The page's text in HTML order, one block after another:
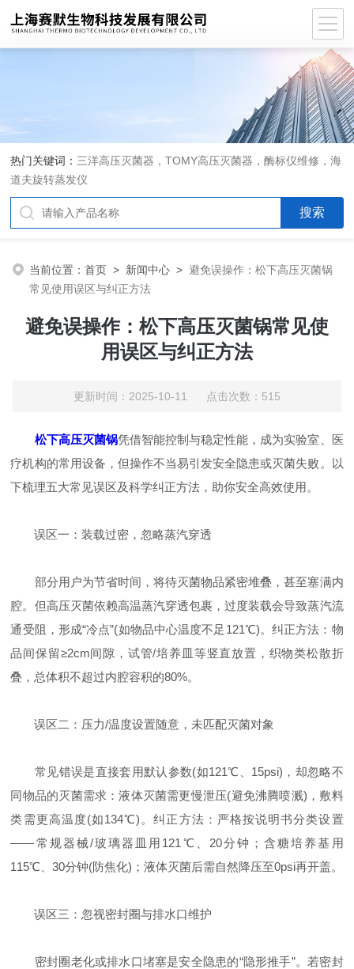
热门关键词： 三洋高压灭菌器，TOMY高压灭菌器，酶标仪维修，海
道夫旋转蒸发仪
当前位置：首页 > 新闻中心 > 避免误操作：松下高压灭菌锅
常见使用误区与纠正方法
避免误操作：松下高压灭菌锅常见使
用误区与纠正方法
更新时间：2025-10-11 点击次数：515
松下高压灭菌锅凭借智能控制与稳定性能，成为实验室、医
疗机构的常用设备，但操作不当易引发安全隐患或灭菌失败。以
下梳理五大常见误区及科学纠正方法，助你安全高效使用。
误区一：装载过密，忽略蒸汽穿透
部分用户为节省时间，将待灭菌物品紧密堆叠，甚至塞满内
腔。但高压灭菌依赖高温蒸汽穿透包裹，过度装载会导致蒸汽流
通受阻，形成“冷点”(如物品中心温度不足121℃)。纠正方法：物
品间保留≥2cm间隙，试管/培养皿等竖直放置，织物类松散折
叠，总体积不超过内腔容积的80%。
误区二：压力/温度设置随意，未匹配灭菌对象
常见错误是直接套用默认参数(如121℃、15psi)，却忽略不
同物品的灭菌需求：液体灭菌需更慢泄压(避免沸腾喷溅)，敷料
类需更高温度(如134℃)。纠正方法：严格按说明书分类设置
——常规器械/玻璃器皿用121℃、20分钟；含糖培养基用
115℃、30分钟(防焦化)；液体灭菌后需自然降压至0psi再开盖。
误区三：忽视密封圈与排水口维护
密封圈老化或排水口堵塞是安全隐患的“隐形推手”。若密封